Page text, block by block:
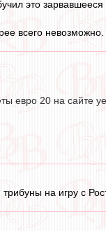
это зарвавшееся
всего невозможно.
евро 20 на сайте
на игру с